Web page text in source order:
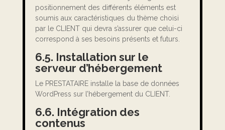
positionnement des différents éléments est
soumis aux caractéristiques du thème choisi
par le CLIENT qui devra s’assurer que celui-ci
correspond à ses besoins présents et futurs.
6.5. Installation sur le
serveur d’hébergement
Le PRESTATAIRE installe la base de données
WordPress sur l’hébergement du CLIENT.
6.6. Intégration des
contenus